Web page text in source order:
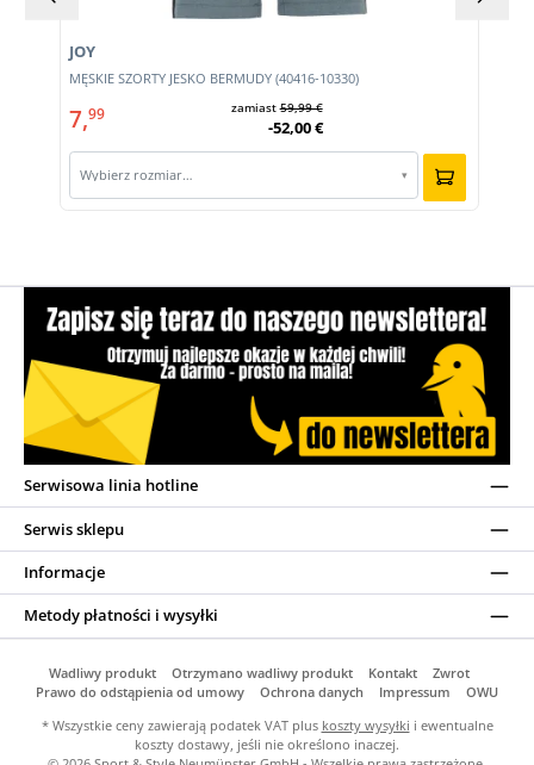
MĘSKIE SZORTY JESKO BERMUDY (40416-10330)
JOY
7,99 zamiast59,99 €
-52,00 €
Wybierz rozmiar… ▾
Serwisowa linia hotline
Serwis sklepu
Informacje
Metody płatności i wysyłki
Wadliwy produkt Otrzymano wadliwy produkt Kontakt
Zwrot
Prawo do odstąpienia od umowy
Ochrona danych Impressum
OWU
* Wszystkie ceny zawierają podatek VAT plus koszty wysyłki i ewentualne
koszty dostawy, jeśli nie określono inaczej.